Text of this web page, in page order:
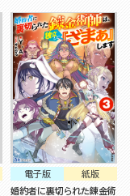
紙版
電子版
婚約者に裏切られた錬金術